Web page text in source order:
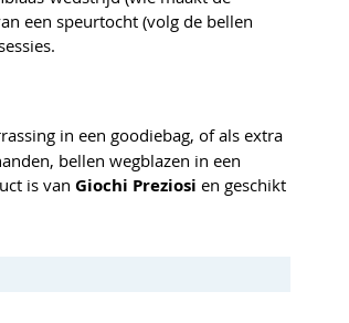
een speurtocht (volg de bellen
in een goodiebag, of als extra
bellen wegblazen in een
is van Giochi Preziosi en geschikt